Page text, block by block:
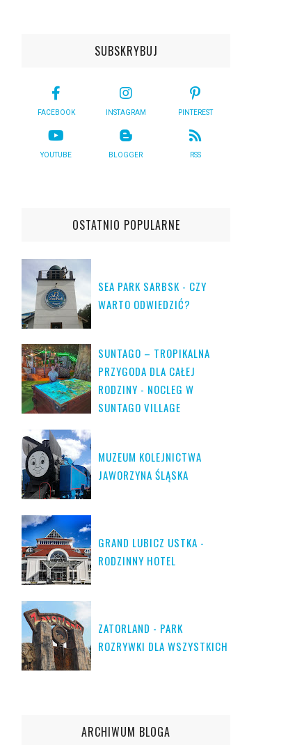
SUBSKRYBUJ
FACEBOOK INSTAGRAM PINTEREST
YOUTUBE BLOGGER RSS
OSTATNIO POPULARNE
SEA PARK SARBSK - CZY
WARTO ODWIEDZIĆ?
SUNTAGO – TROPIKALNA
PRZYGODA DLA CAŁEJ
RODZINY - NOCLEG W
SUNTAGO VILLAGE
MUZEUM KOLEJNICTWA
JAWORZYNA ŚLĄSKA
GRAND LUBICZ USTKA -
RODZINNY HOTEL
ZATORLAND - PARK
ROZRYWKI DLA WSZYSTKICH
ARCHIWUM BLOGA